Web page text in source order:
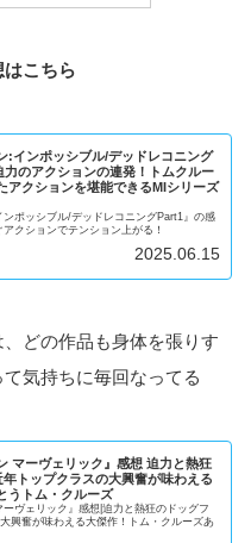
こちら
:インポッシブル/デッドレコニング
力のアクションの連発！トムクルー
アクションを堪能できるMIシリーズ
ポッシブル/デッドレコニングPart1』の感
クションでテンション上がる！
2025.06.15
どの作品も身体を張りす
気持ちに毎回なってる
マーヴェリック』感想 迫力と熱狂
トップクラスの大興奮が味わえる
うトム・クルーズ
ヴェリック』感想|迫力と熱狂のドッグフ
興奮が味わえる大傑作！トム・クルーズあ